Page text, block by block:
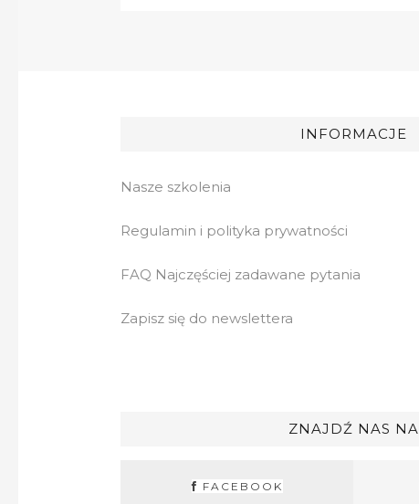
INFORMACJE
Nasze szkolenia
Regulamin i polityka prywatności
FAQ Najczęściej zadawane pytania
Zapisz się do newslettera
ZNAJDŹ NAS NA
FACEBOOK